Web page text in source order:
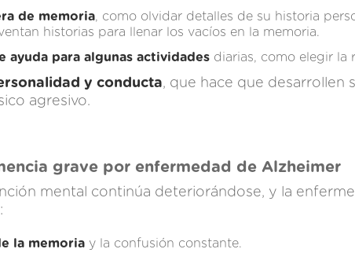
de memoria, como olvidar detalles de su historia
historias para llenar los vacíos en la memoria.
ayuda para algunas actividades diarias, como elegir la
y conducta, que hace que desarrollen
agresivo.
grave por enfermedad de Alzheimer
mental continúa deteriorándose, y la
la memoria y la confusión constante.